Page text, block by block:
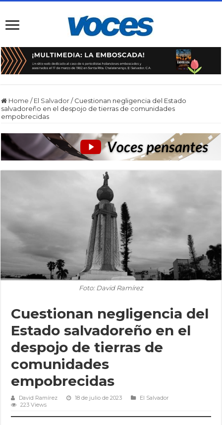
Home / El Salvador / Cuestionan negligencia del Estado
salvadoreño en el despojo de tierras de comunidades
empobrecidas
Foto: David Ramírez
Cuestionan negligencia del
Estado salvadoreño en el
despojo de tierras de
comunidades
empobrecidas
David Ramírez 18 de julio de 2023
El Salvador
223 Views